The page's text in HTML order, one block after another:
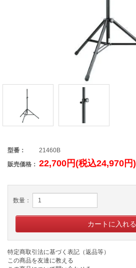
型番：
21460B
販売価格： 22,700円(税込24,970円)
数量：
特定商取引法に基づく表記（返品等）
この商品を友達に教える